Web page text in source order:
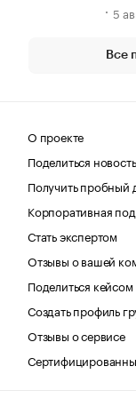
5
Все
О проекте
Поделиться
Получить пробный
Корпоративная
Стать экспертом
Отзывы о вашей
Поделиться кейсом
Создать профиль
Отзывы о сервисе